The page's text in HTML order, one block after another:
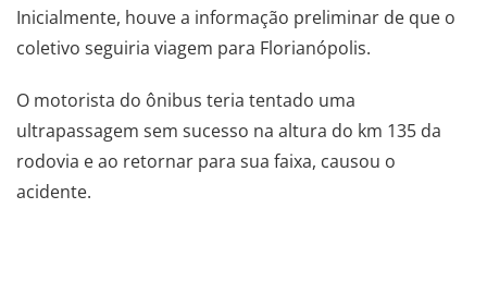
Inicialmente, houve a informação preliminar de que o
coletivo seguiria viagem para Florianópolis.
O motorista do ônibus teria tentado uma
ultrapassagem sem sucesso na altura do km 135 da
rodovia e ao retornar para sua faixa, causou o
acidente.